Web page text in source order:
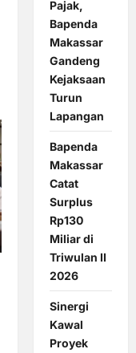
Pajak,
Bapenda
Makassar
Gandeng
Kejaksaan
Turun
Lapangan
Bapenda
Makassar
Catat
Surplus
Rp130
Miliar di
Triwulan II
2026
Sinergi
Kawal
Proyek